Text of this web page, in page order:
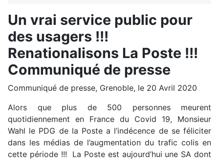
Un vrai service public pour
des usagers !!!
Renationalisons La Poste !!!
Communiqué de presse
Communiqué de presse, Grenoble, le 20 Avril 2020
Alors que plus de 500 personnes meurent
quotidiennement en France du Covid 19, Monsieur
Wahl le PDG de la Poste a l’indécence de se féliciter
dans les médias de l’augmentation du trafic colis en
cette période !!! La Poste est aujourd’hui une SA dont